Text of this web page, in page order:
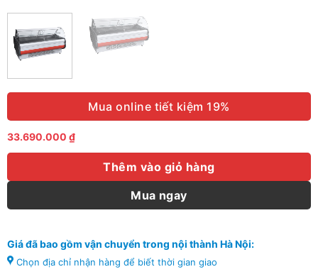
Mua online tiết kiệm 19%
33.690.000 ₫
Thêm vào giỏ hàng
Mua ngay
Giá đã bao gồm vận chuyển trong nội thành Hà Nội:
Chọn địa chỉ nhận hàng để biết thời gian giao